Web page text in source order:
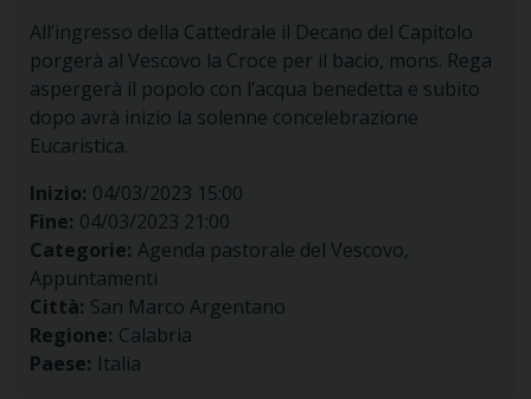
All’ingresso della Cattedrale il Decano del Capitolo
porgerà al Vescovo la Croce per il bacio, mons. Rega
aspergerà il popolo con l’acqua benedetta e subito
dopo avrà inizio la solenne concelebrazione
Eucaristica.
Inizio: 04/03/2023 15:00
Fine: 04/03/2023 21:00
Categorie: Agenda pastorale del Vescovo,
Appuntamenti
Città: San Marco Argentano
Regione: Calabria
Paese: Italia